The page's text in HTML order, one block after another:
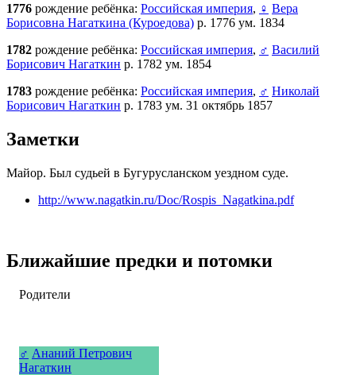
1776 рождение ребёнка: Российская империя, ♀ Вера
Борисовна Нагаткина (Куроедова) р. 1776 ум. 1834
1782 рождение ребёнка: Российская империя, ♂ Василий
Борисович Нагаткин р. 1782 ум. 1854
1783 рождение ребёнка: Российская империя, ♂ Николай
Борисович Нагаткин р. 1783 ум. 31 октябрь 1857
Заметки
Майор. Был судьей в Бугурусланском уездном суде.
http://www.nagatkin.ru/Doc/Rospis_Nagatkina.pdf
Ближайшие предки и потомки
Родители
♂ Ананий Петрович
Нагаткин